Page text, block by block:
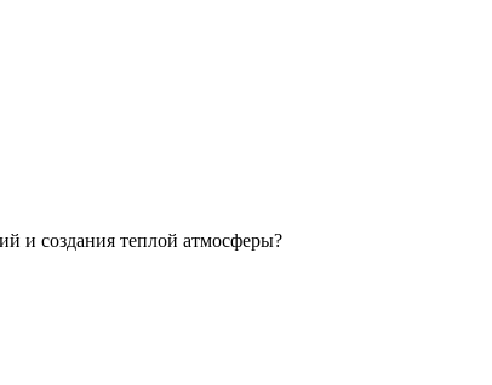
и создания теплой атмосферы?